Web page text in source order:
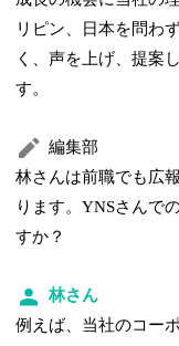
リピン、日本を問わ
く、声を上げ、提案
す。
編集部
林さんは前職でも広
ります。YNSさんで
すか？
林さん
例えば、当社のコー